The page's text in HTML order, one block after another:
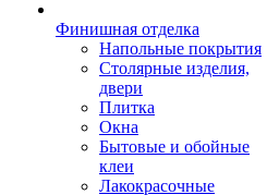
Финишная отделка
Напольные покрытия
Столярные изделия,
двери
Плитка
Окна
Бытовые и обойные
клеи
Лакокрасочные